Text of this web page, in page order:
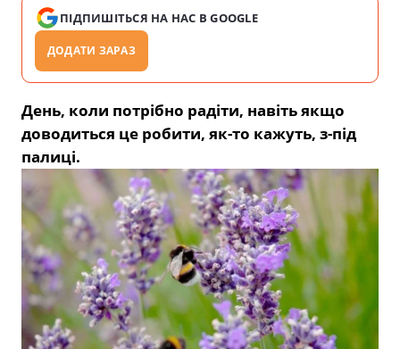
ПІДПИШІТЬСЯ НА НАС В GOOGLE
ДОДАТИ ЗАРАЗ
День, коли потрібно радіти, навіть якщо
доводиться це робити, як-то кажуть, з-під
палиці.